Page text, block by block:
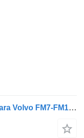
Volvo 20453930 fascia delantera para Volvo FM7-FM12, FM, FMX (1998-2014) camión